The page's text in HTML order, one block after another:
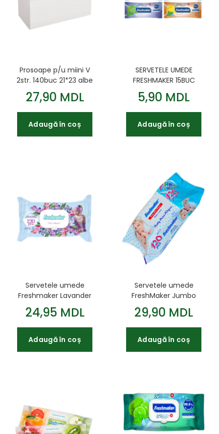
Prosoape p/u miini V
2str. 140buc 21*23 albe
Mildi Pro Expert
27,90 MDL
Adaugă în coș
SERVETELE UMEDE
FRESHMAKER 15BUC
5,90 MDL
Adaugă în coș
Servetele umede
Freshmaker Lavander
120 buc cu capac
24,95 MDL
Adaugă în coș
Servetele umede
FreshMaker Jumbo
pack cu capac 120 buc.
29,90 MDL
Adaugă în coș